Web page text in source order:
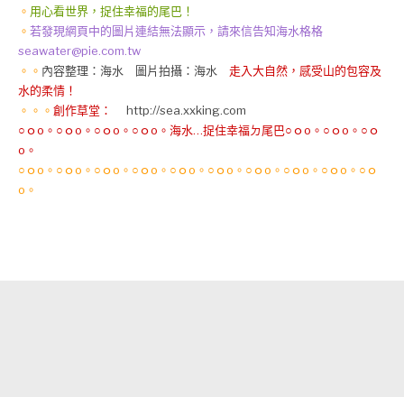
。 用心看世界，捉住幸福的尾巴！
。 若發現網頁中的圖片連結無法顯示，請來信告知海水格格
seawater@pie.com.tw
。。 內容整理：海水 圖片拍攝：海水 走入大自然，感受山的包容及
水的柔情！
。。。 創作草堂：
http://sea.xxking.com
○ｏo。○ｏo。○ｏo。○ｏo。海水…捉住幸福ㄉ尾巴○ｏo。○ｏo。○ｏ
o。
○ｏo。○ｏo。○ｏo。○ｏo。○ｏo。○ｏo。○ｏo。○ｏo。○ｏo。○ｏ
o。